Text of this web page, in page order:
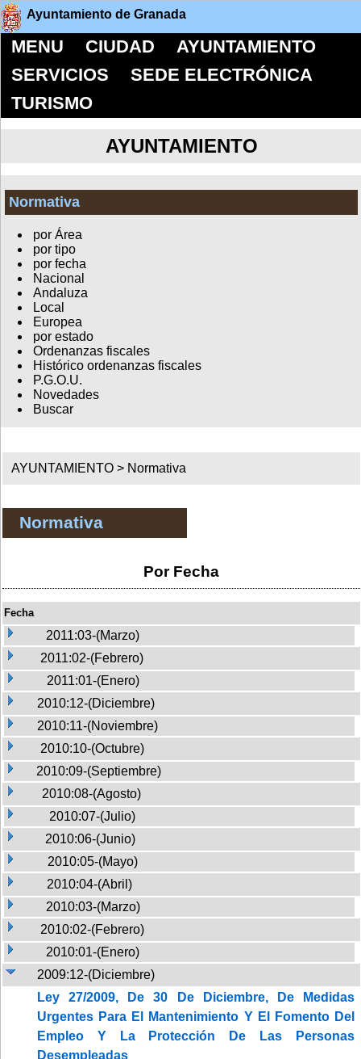
Ayuntamiento de Granada
MENU CIUDAD
AYUNTAMIENTO
SERVICIOS
SEDE ELECTRÓNICA
TURISMO
AYUNTAMIENTO
Normativa
por Área
por tipo
por fecha
Nacional
Andaluza
Local
Europea
por estado
Ordenanzas fiscales
Histórico ordenanzas fiscales
P.G.O.U.
Novedades
Buscar
AYUNTAMIENTO > Normativa
Normativa
Por Fecha
Fecha
2011:03-(Marzo)
2011:02-(Febrero)
2011:01-(Enero)
2010:12-(Diciembre)
2010:11-(Noviembre)
2010:10-(Octubre)
2010:09-(Septiembre)
2010:08-(Agosto)
2010:07-(Julio)
2010:06-(Junio)
2010:05-(Mayo)
2010:04-(Abril)
2010:03-(Marzo)
2010:02-(Febrero)
2010:01-(Enero)
2009:12-(Diciembre)
Ley 27/2009, De 30 De Diciembre, De Medidas
Urgentes Para El Mantenimiento Y El Fomento Del
Empleo Y La Protección De Las Personas
Desempleadas